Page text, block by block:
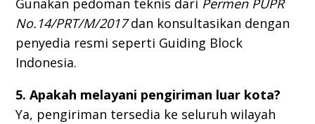
Gunakan pedoman teknis dari Permen PUPR
No.14/PRT/M/2017dan konsultasikan dengan
penyedia resmi seperti Guiding Block
Indonesia.
5. Apakah melayani pengiriman luar kota?
Ya, pengiriman tersedia ke seluruh wilayah